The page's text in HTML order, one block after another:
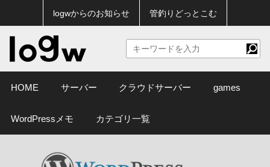
logwからのお知らせ 管釣りどっとこむ
HOME サーバー クラウドサーバー games
WordPressメモ カテゴリ一覧